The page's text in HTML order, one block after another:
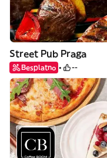
Street Pub Praga
Besplatno --